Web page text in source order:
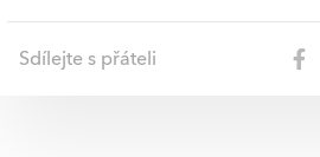
Sdílejte s přáteli